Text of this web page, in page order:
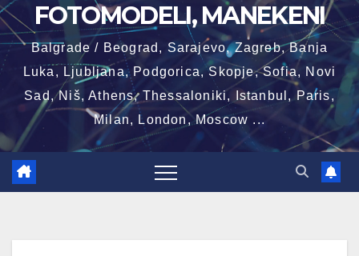
FOTOMODELI, MANEKENI
Balgrade / Beograd, Sarajevo, Zagreb, Banja
Luka, Ljubljana, Podgorica, Skopje, Sofia, Novi
Sad, Niš, Athens, Thessaloniki, Istanbul, Paris,
Milan, London, Moscow ...